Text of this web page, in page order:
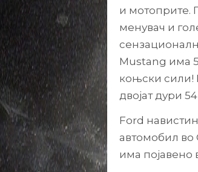
и мотоприте.
менувач и
Mustang има
коњски сили!
двојат дури
Ford
автомобил
има појавено